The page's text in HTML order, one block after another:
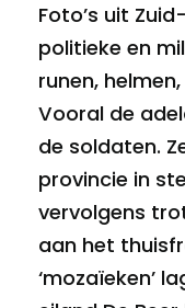
Foto’s uit
politieke en
runen,
Vooral de
de soldaten.
provincie in
vervolgens
aan het
‘mozaïeken’